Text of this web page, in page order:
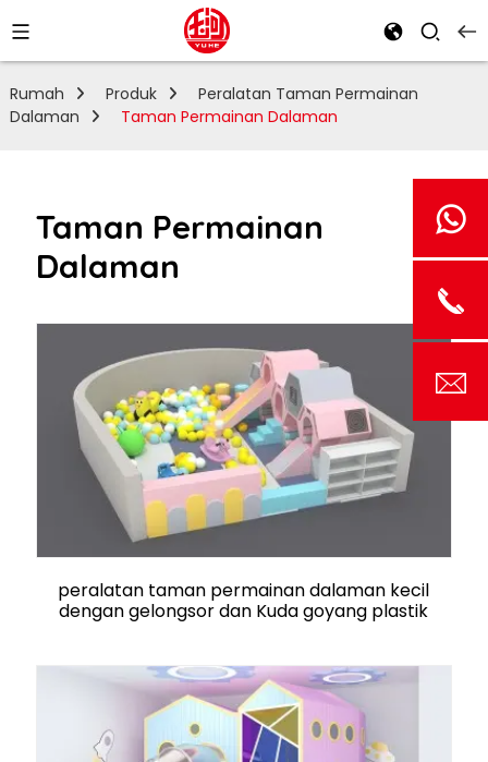
Rumah Produk
Peralatan Taman Permainan
Dalaman
Taman Permainan Dalaman
Taman Permainan
Dalaman
peralatan taman permainan dalaman kecil
dengan gelongsor dan Kuda goyang plastik